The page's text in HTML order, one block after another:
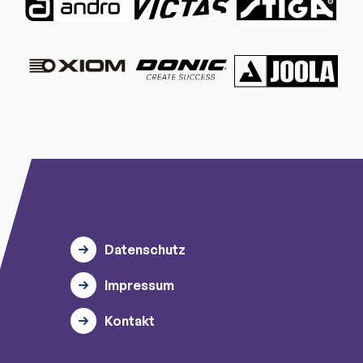
Datenschutz
Impressum
Kontakt